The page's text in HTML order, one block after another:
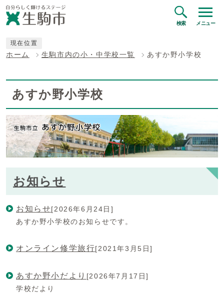
検索 メニュー
現在位置
ホーム 生駒市内の小・中学校一覧 あすか野小学校
あすか野小学校
お知らせ
お知らせ[2026年6月24日]
あすか野小学校のお知らせです。
オンライン修学旅行[2021年3月5日]
あすか野小だより [2026年7月17日]
学校だより